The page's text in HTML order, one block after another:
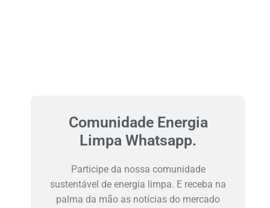
Comunidade Energia
Limpa Whatsapp.
Participe da nossa comunidade
sustentável de energia limpa. E receba na
palma da mão as notícias do mercado